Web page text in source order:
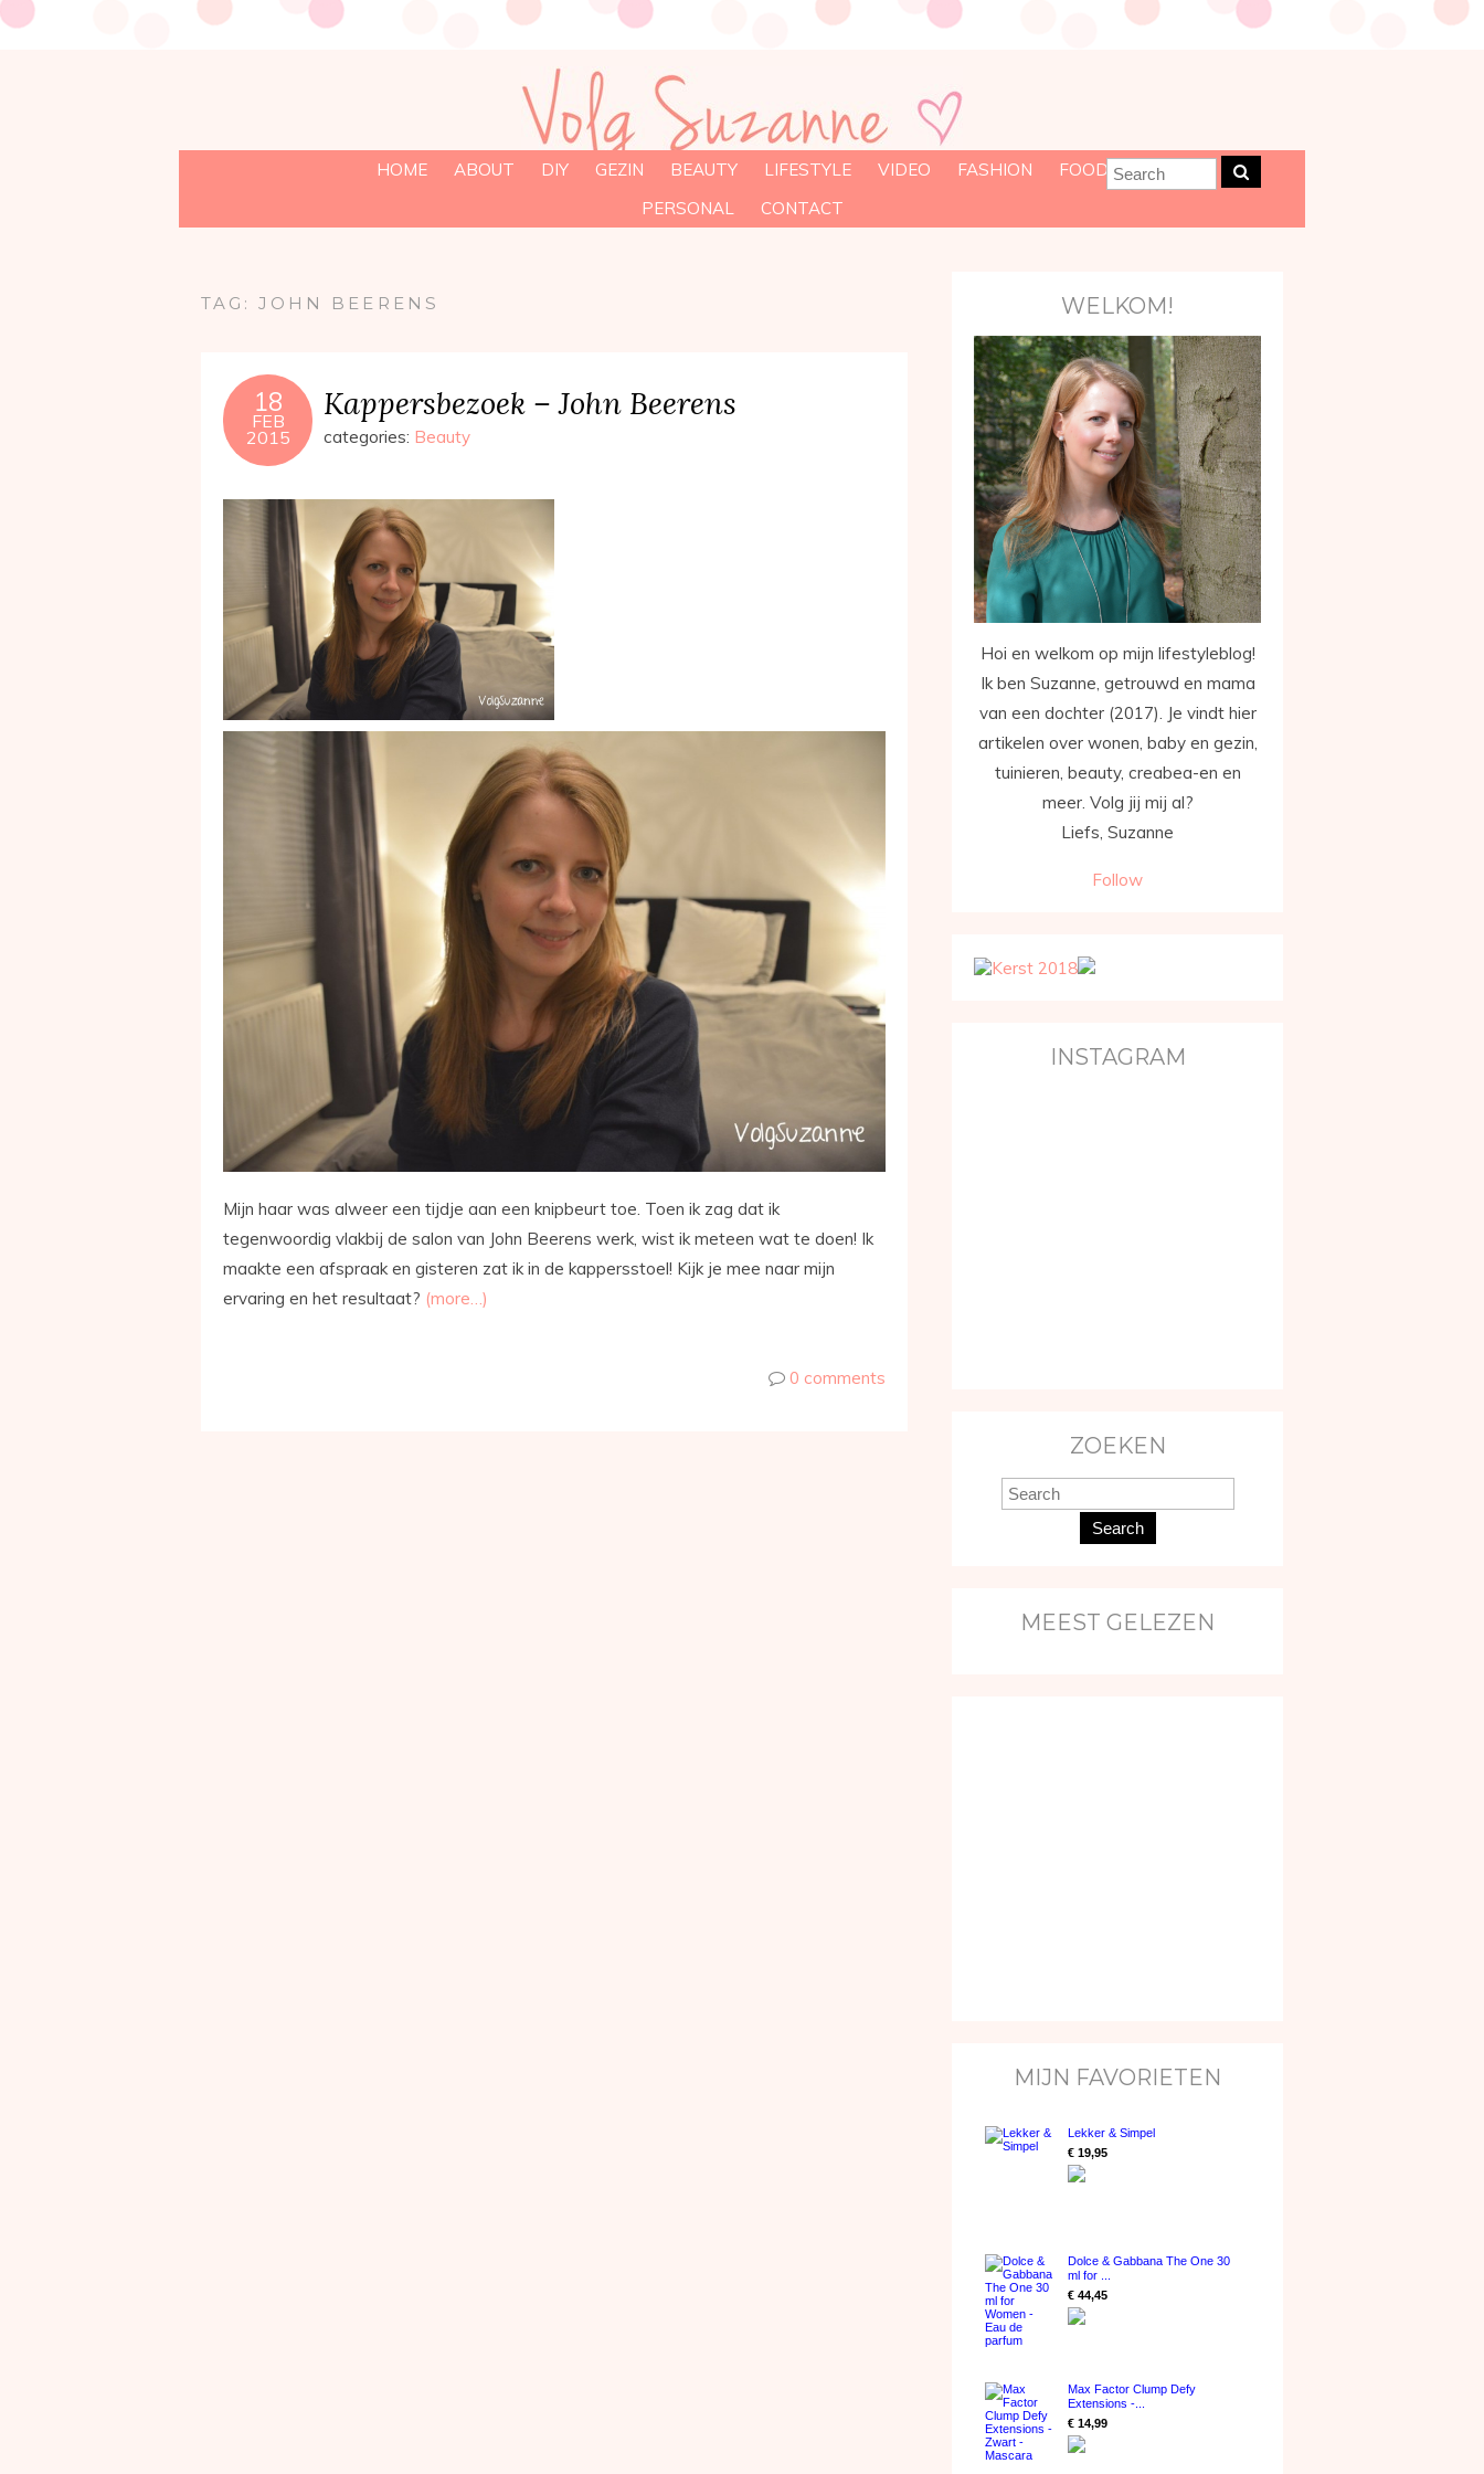
HOME ABOUT DIY GEZIN BEAUTY LIFESTYLE VIDEO FASHION
FOOD
PERSONAL
CONTACT
TAG:JOHN BEERENS
18
FEB
2015
Kappersbezoek – John Beerens
categories: Beauty
Mijn haar was alweer een tijdje aan een knipbeurt toe. Toen ik zag dat ik
tegenwoordig vlakbij de salon van John Beerens werk, wist ik meteen wat te doen! Ik
maakte een afspraak en gisteren zat ik in de kappersstoel! Kijk je mee naar mijn
ervaring en het resultaat? (more…)
0 comments
WELKOM!
Hoi en welkom op mijn lifestyleblog!
Ik ben Suzanne, getrouwd en mama
van een dochter (2017). Je vindt hier
artikelen over wonen, baby en gezin,
tuinieren, beauty, creabea-en en
meer. Volg jij mij al?
Liefs, Suzanne
Follow
INSTAGRAM
ZOEKEN
Search
MEEST GELEZEN
MIJN FAVORIETEN
Lekker & Simpel
€ 19,95
Dolce & Gabbana The One 30
ml for ...
€ 44,45
Max Factor Clump Defy
Extensions -...
€ 14,99